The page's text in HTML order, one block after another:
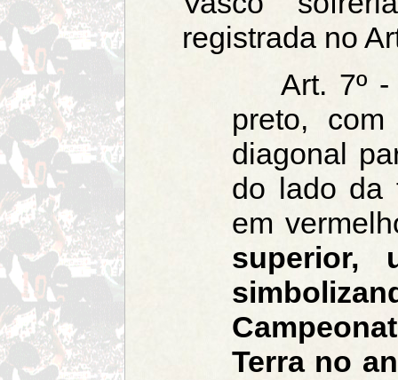
registrada no
Art. 7º -
preto,
diagonal
do lado da
em
superior,
Terra no